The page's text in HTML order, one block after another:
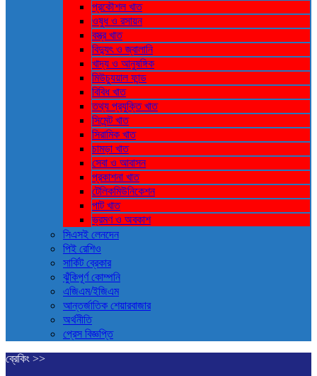
প্রকৌশল খাত
ওষুধ ও রসায়ন
বস্ত্র খাত
বিদ্যুৎ ও জ্বালানি
খাদ্য ও আনুষঙ্গিক
মিউচ্যুয়াল ফান্ড
বিবিধ খাত
তথ্য প্রযুক্তি খাত
সিমেন্ট খাত
সিরামিক খাত
চামড়া খাত
সেবা ও আবাসন
প্রকাশনা খাত
টেলিকমিউনিকেশন
পাট খাত
ভ্রমণ ও ‍অবকাশ
সিএসই লেনদেন
পিই রেশিও
সার্কিট ব্রেকার
ঝুঁকিপূর্ণ কোম্পনি
এজিএম/ইজিএম
আন্তর্জাতিক শেয়ারবাজার
অর্থনীতি
প্রেস বিজ্ঞপ্তি
ব্রেকিং >>